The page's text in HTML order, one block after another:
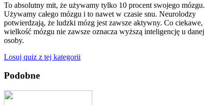
To absolutny mit, że używamy tylko 10 procent swojego mózgu.
Używamy całego mózgu i to nawet w czasie snu. Neurolodzy
potwierdzają, że ludzki mózg jest zawsze aktywny. Co ciekawe,
wielkość mózgu nie zawsze oznacza wyższą inteligencję u danej
osoby.
Losuj quiz z tej kategorii
Podobne